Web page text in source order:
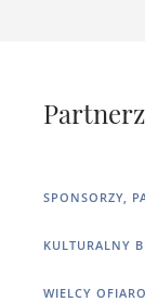
SPONSORZY,
KULTURALNY
WIELCY